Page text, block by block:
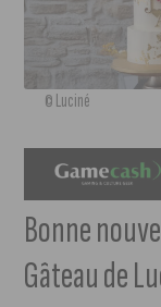
© Luciné
Bonne
Gâteau de